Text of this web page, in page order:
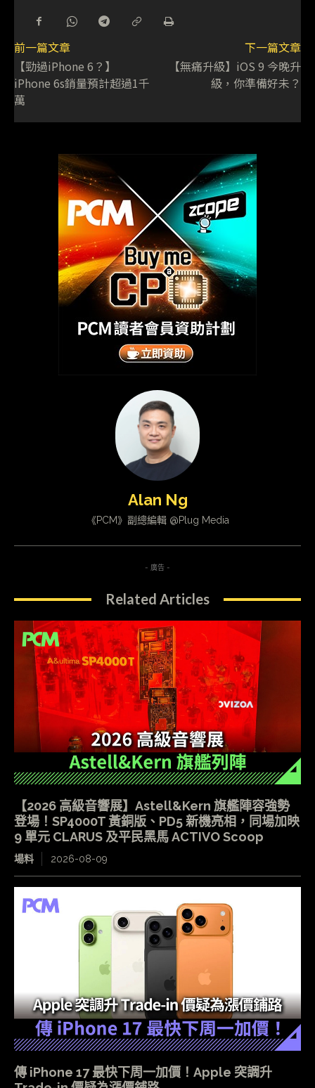
前一篇文章
【勁過iPhone 6？】
iPhone 6s銷量預計超過1千
萬
下一篇文章
【無痛升級】iOS 9 今晚升
級，你準備好未？
Alan Ng
《PCM》副總編輯 @Plug Media
- 廣告 -
Related Articles
【2026 高級音響展】Astell&Kern 旗艦陣容強勢
登場！SP4000T 黃銅版、PD5 新機亮相，同場加映
9 單元 CLARUS 及平民黑馬 ACTIVO Scoop
場料 2026-08-09
傳 iPhone 17 最快下周一加價！Apple 突調升